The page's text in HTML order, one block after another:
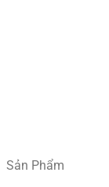
Sản Phẩm